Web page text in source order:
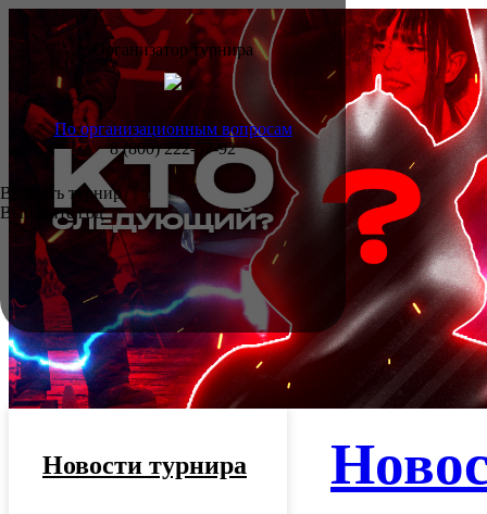
Организатор турнира
По организационным вопросам
8 (800) 222-57-92
Выбрать турнир
Выберите год
Новости турнира